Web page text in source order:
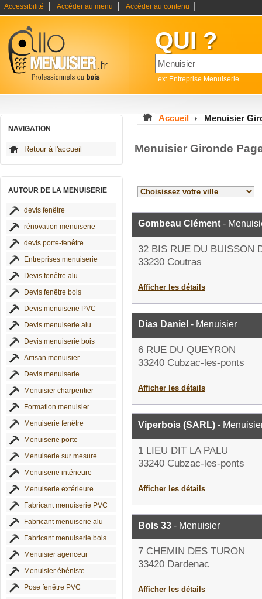
Accessibilité Accéder au menu Accéder au contenu
QUI ?
ex: Entreprise Menuiserie
NAVIGATION
Retour à l'accueil
AUTOUR DE LA MENUISERIE
devis fenêtre
rénovation menuiserie
devis porte-fenêtre
Entreprises menuiserie
Devis fenêtre alu
Devis fenêtre bois
Devis menuiserie PVC
Devis menuiserie alu
Devis menuiserie bois
Artisan menuisier
Devis menuiserie
Menuisier charpentier
Formation menuisier
Menuiserie fenêtre
Menuiserie porte
Menuiserie sur mesure
Menuiserie intérieure
Menuiserie extérieure
Fabricant menuiserie PVC
Fabricant menuiserie alu
Fabricant menuiserie bois
Menuisier agenceur
Menuisier ébéniste
Pose fenêtre PVC
Accueil Menuisier
Menuisier Gironde
Gombeau Clément -
32 BIS RUE DU BUISSON
33230 Coutras
Afficher les détails
Dias Daniel - Menuisier
6 RUE DU QUEYRON
33240 Cubzac-les-ponts
Afficher les détails
Viperbois (SARL) -
1 LIEU DIT LA PALU
33240 Cubzac-les-ponts
Afficher les détails
Bois 33 - Menuisier
7 CHEMIN DES TURON
33420 Dardenac
Afficher les détails